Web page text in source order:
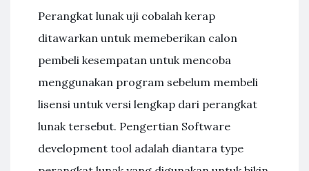
Perangkat lunak uji cobalah kerap
ditawarkan untuk memeberikan calon
pembeli kesempatan untuk mencoba
menggunakan program sebelum membeli
lisensi untuk versi lengkap dari perangkat
lunak tersebut. Pengertian Software
development tool adalah diantara type